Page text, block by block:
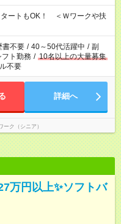
ートもOK！ ＜Ｗワークや扶
書不要 / 40～50代活躍中 / 副
フト勤務 / 10名以上の大量募集
不要
詳細へ
ーク（シニア）
万円以上✨ソフトバ